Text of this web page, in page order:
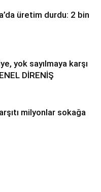
üretim durdu: 2 bin
yok sayılmaya karşı
DİRENİŞ
milyonlar sokağa